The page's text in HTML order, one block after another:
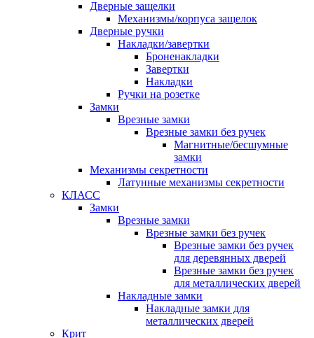
Дверные защелки
Механизмы/корпуса защелок
Дверные ручки
Накладки/завертки
Броненакладки
Завертки
Накладки
Ручки на розетке
Замки
Врезные замки
Врезные замки без ручек
Магнитные/бесшумные
замки
Механизмы секретности
Латунные механизмы секретности
КЛАСС
Замки
Врезные замки
Врезные замки без ручек
Врезные замки без ручек
для деревянных дверей
Врезные замки без ручек
для металлических дверей
Накладные замки
Накладные замки для
металлических дверей
Крит